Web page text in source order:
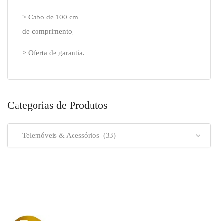
> Cabo de 100 cm
de comprimento;
> Oferta de garantia.
Categorias de Produtos
Telemóveis & Acessórios (33)